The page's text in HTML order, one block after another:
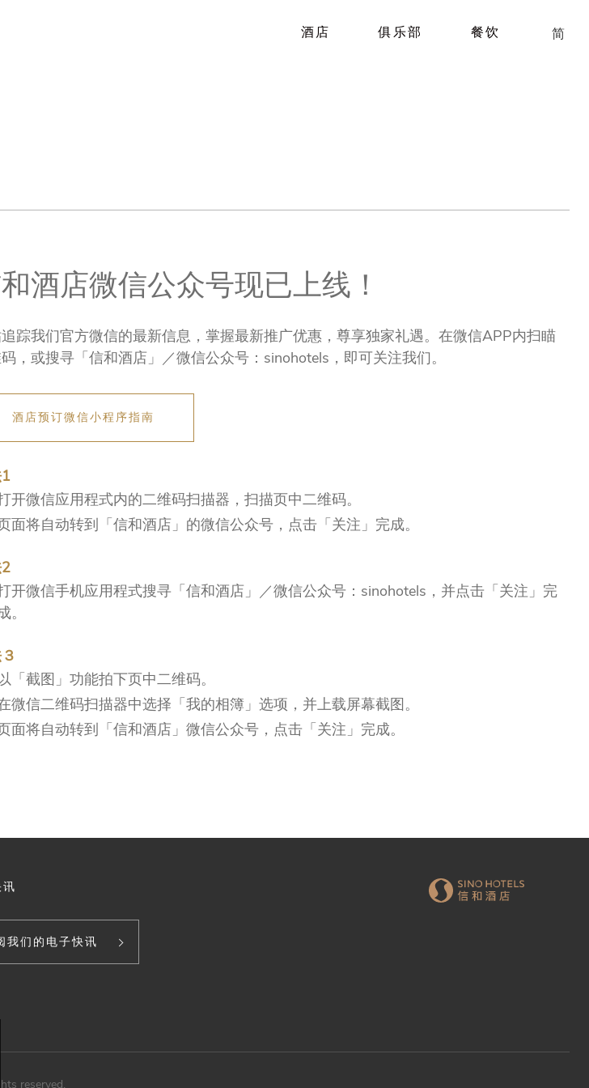
简
酒店 俱乐部 餐饮
酒店微信公众号现已上线！
踪我们官方微信的最新信息，掌握最新推广优惠，尊享独家礼遇。在微信APP内扫瞄
，或搜寻「信和酒店」／微信公众号：sinohotels，即可关注我们。
酒店预订微信小程序指南
开微信应用程式内的二维码扫描器，扫描页中二维码。
面将自动转到「信和酒店」的微信公众号，点击「关注」完成。
开微信手机应用程式搜寻「信和酒店」／微信公众号：sinohotels，并点击「关注」完
。
「截图」功能拍下页中二维码。
微信二维码扫描器中选择「我的相簿」选项，并上载屏幕截图。
面将自动转到「信和酒店」微信公众号，点击「关注」完成。
我们的电子快讯
reserved.